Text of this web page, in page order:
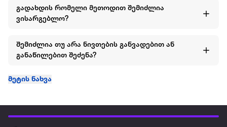
გადახდის რომელი მეთოდით შემიძლია
ვისარგებლო?
შემიძლია თუ არა ნივთების განვადებით ან
განაწილებით შეძენა?
მეტის ნახვა